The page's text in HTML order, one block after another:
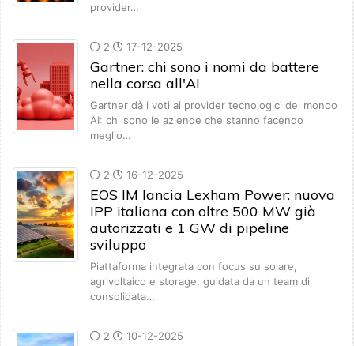
provider…
2 17-12-2025
Gartner: chi sono i nomi da battere
nella corsa all'AI
Gartner dà i voti ai provider tecnologici del mondo
AI: chi sono le aziende che stanno facendo
meglio…
2 16-12-2025
EOS IM lancia Lexham Power: nuova
IPP italiana con oltre 500 MW già
autorizzati e 1 GW di pipeline
sviluppo
Piattaforma integrata con focus su solare,
agrivoltaico e storage, guidata da un team di
consolidata…
2 10-12-2025